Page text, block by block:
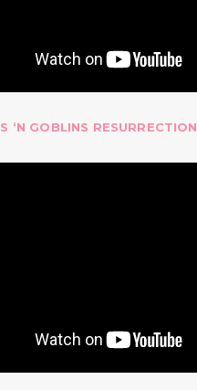
‘N GOBLINS RESURRECTION